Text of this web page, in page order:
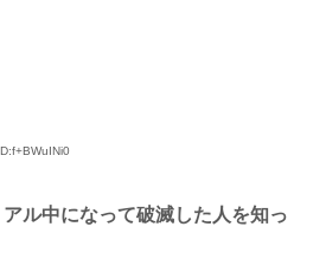
ル中になって破滅した人を知っ